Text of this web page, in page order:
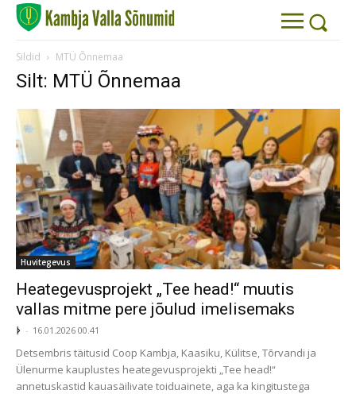
Sildid MTÜ Õnnemaa
Silt: MTÜ Õnnemaa
Huvitegevus
Heategevusprojekt „Tee head!“ muutis
vallas mitme pere jõulud imelisemaks
ᚦ - 16.01.2026 00.41
Detsembris täitusid Coop Kambja, Kaasiku, Külitse, Tõrvandi ja
Ülenurme kauplustes heategevusprojekti „Tee head!“
annetuskastid kauasäilivate toiduainete, aga ka kingitustega